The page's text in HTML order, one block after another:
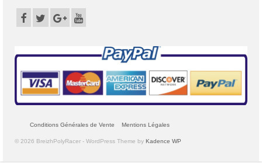
Conditions Générales de Vente Mentions Légales
© 2026 BreizhPolyRacer - WordPress Theme by Kadence WP